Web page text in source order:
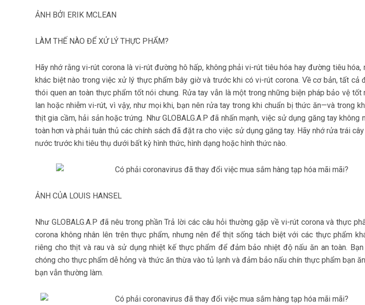
ẢNH BỞI ERIK MCLEAN
LÀM THẾ NÀO ĐỂ XỬ LÝ THỰC PHẨM?
Hãy nhớ rằng vi-rút corona là vi-rút đường hô hấp, không phải vi-rút tiêu hóa hay đường tiêu hóa,
khác biệt nào trong việc xử lý thực phẩm bây giờ và trước khi có vi-rút corona. Về cơ bản, tất cả
thói quen an toàn thực phẩm tốt nói chung. Rửa tay vẫn là một trong những biện pháp bảo vệ tốt
lan hoặc nhiễm vi-rút, vì vậy, như mọi khi, bạn nên rửa tay trong khi chuẩn bị thức ăn—và trong
thịt gia cầm, hải sản hoặc trứng. Như GLOBALG.A.P đã nhấn mạnh, việc sử dụng găng tay không
toàn hơn và phải tuân thủ các chính sách đã đặt ra cho việc sử dụng găng tay. Hãy nhớ rửa trái
nước trước khi tiêu thụ dưới bất kỳ hình thức, hình dạng hoặc hình thức nào.
ẢNH CỦA LOUIS HANSEL
Như GLOBALG.A.P đã nêu trong phần Trả lời các câu hỏi thường gặp về vi-rút corona và thực
corona không nhân lên trên thực phẩm, nhưng nên để thịt sống tách biệt với các thực phẩm
riêng cho thịt và rau và sử dụng nhiệt kế thực phẩm để đảm bảo nhiệt độ nấu ăn an toàn. Bạn
chóng cho thực phẩm dễ hỏng và thức ăn thừa vào tủ lạnh và đảm bảo nấu chín thực phẩm bạn
bạn vẫn thường làm.